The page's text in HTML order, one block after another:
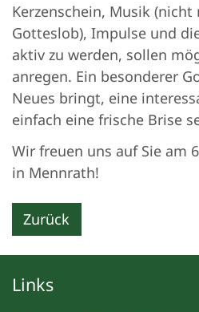
Kerzenschein, Musik (nicht
Gotteslob), Impulse und
aktiv zu werden, sollen
anregen. Ein besonderer
Neues bringt, eine
einfach eine frische Brise
Wir freuen uns auf Sie am
in Mennrath!
Zurück
Links